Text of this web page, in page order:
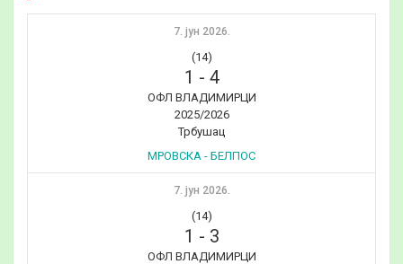
7. јун 2026.
(14)
1 - 4
ОФЛ ВЛАДИМИРЦИ
2025/2026
Трбушац
МРОВСКА - БЕЛПОС
7. јун 2026.
(14)
1 - 3
ОФЛ ВЛАДИМИРЦИ